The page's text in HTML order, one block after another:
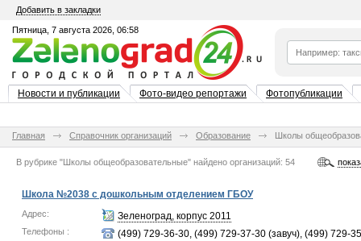
Добавить в закладки
Пятница, 7 августа 2026, 06:58
Новости и публикации Фото-видео репортажи Фотопубликации
Главная Справочник организаций Образование Школы
В рубрике "Школы общеобразовательные" найдено организаций: 54
Школа №2038 с дошкольным отделением ГБОУ
Адрес: Зеленоград, корпус 2011
Телефоны :
(499) 729-36-30, (499) 729-37-30 (завуч), (499) 729-